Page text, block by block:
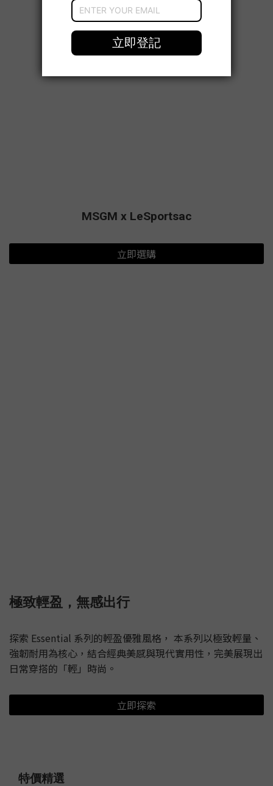
MSGM x LeSportsac
立即選購
極致輕盈，無感出行
探索 Essential 系列的輕盈優雅風格， 本系列以極致輕量、
強韌耐用為核心，結合經典美感與現代實用性，完美展現出
日常穿搭的「輕」時尚。
立即探索
特價精選